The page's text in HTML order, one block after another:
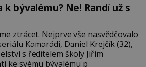
bývalému? Ne! Randí už s
ztrácet. Nejprve vše nasvědčovalo
Kamarádi, Daniel Krejčík (32),
s ředitelem školy Jiřím
ke svému bývalému p